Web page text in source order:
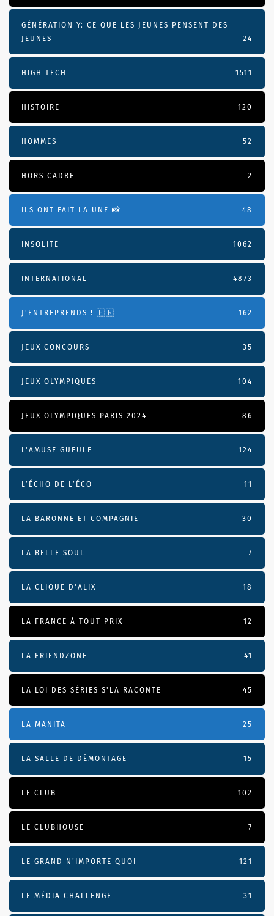
GÉNÉRATION Y: CE QUE LES JEUNES PENSENT DES
JEUNES
24
HIGH TECH 1511
HISTOIRE 120
HOMMES 52
HORS CADRE 2
ILS ONT FAIT LA UNE 📸 48
INSOLITE 1062
INTERNATIONAL 4873
J'ENTREPRENDS ! 🇫🇷 162
JEUX CONCOURS 35
JEUX OLYMPIQUES 104
JEUX OLYMPIQUES PARIS 2024 86
L'AMUSE GUEULE 124
L’ÉCHO DE L’ÉCO 11
LA BARONNE ET COMPAGNIE 30
LA BELLE SOUL 7
LA CLIQUE D'ALIX 18
LA FRANCE À TOUT PRIX 12
LA FRIENDZONE 41
LA LOI DES SÉRIES S'LA RACONTE 45
LA MANITA 25
LA SALLE DE DÉMONTAGE 15
LE CLUB 102
LE CLUBHOUSE 7
LE GRAND N’IMPORTE QUOI 121
LE MÉDIA CHALLENGE 31